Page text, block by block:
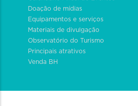
Doação de mídias
Equipamentos e serviços
Materiais de divulgação
Observatório do Turismo
Principais atrativos
Venda BH